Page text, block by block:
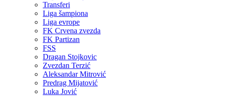
Transferi
Liga šampiona
Liga evrope
FK Crvena zvezda
FK Partizan
FSS
Dragan Stojkovic
Zvezdan Terzić
Aleksandar Mitrović
Predrag Mijatović
Luka Jović